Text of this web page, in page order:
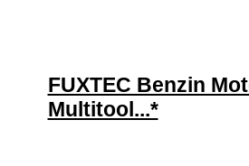
FUXTEC Benzin
Multitool...*